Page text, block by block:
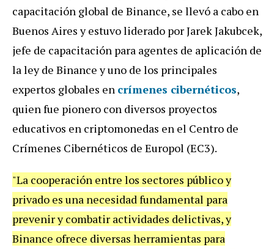
capacitación global de Binance, se llevó a cabo en
Buenos Aires y estuvo liderado por Jarek Jakubcek,
jefe de capacitación para agentes de aplicación de
la ley de Binance y uno de los principales
expertos globales en crímenes cibernéticos,
quien fue pionero con diversos proyectos
educativos en criptomonedas en el Centro de
Crímenes Cibernéticos de Europol (EC3).
"La cooperación entre los sectores público y
privado es una necesidad fundamental para
prevenir y combatir actividades delictivas, y
Binance ofrece diversas herramientas para